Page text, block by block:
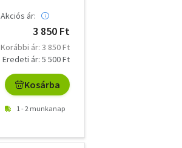
Akciós ár:
3 850 Ft
Korábbi ár: 3 850 Ft
Eredeti ár: 5 500 Ft
Kosárba
1 - 2 munkanap